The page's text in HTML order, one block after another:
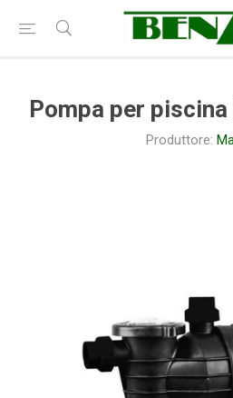
Pompa per piscina
Produttore: